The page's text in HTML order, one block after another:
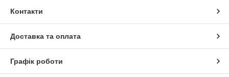
Контакти
Доставка та оплата
Графік роботи